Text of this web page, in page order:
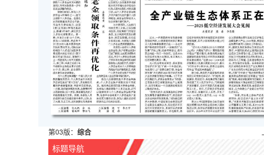
第03版： 综合
标题导航